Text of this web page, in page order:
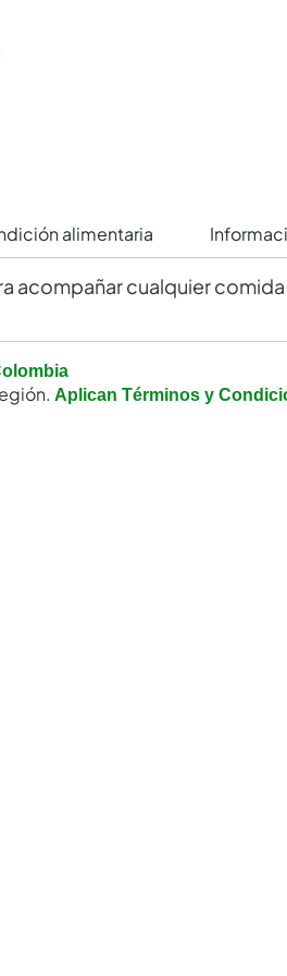
alimentaria
acompañar cualquier comida
Aplican Términos y